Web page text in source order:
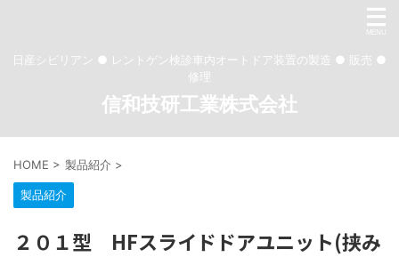
日産シビリアン ● レントゲン検診車内オートドア装置の製造 ● 販売 ●
修理
信和技研工業株式会社
HOME > 製品紹介 >
製品紹介
２０１型 HFスライドドアユニット(挟み